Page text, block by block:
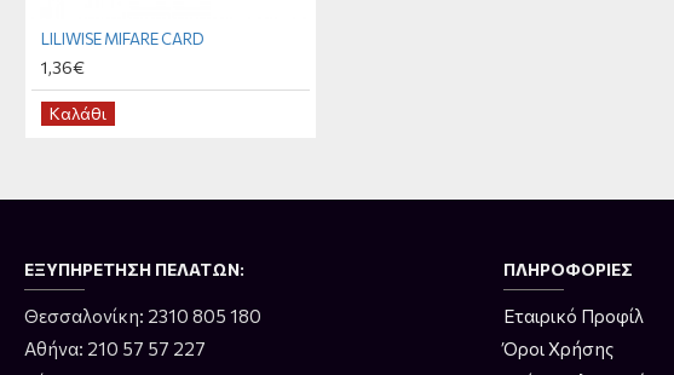
LILIWISE MIFARE CARD
1,36€
Καλάθι
ΕΞΥΠΗΡΈΤΗΣΗ ΠΕΛΑΤΏΝ:
Θεσσαλονίκη: 2310 805 180
Αθήνα: 210 57 57 227
ΠΛΗΡΟΦΟΡΊΕΣ
Εταιρικό Προφίλ
Όροι Χρήσης